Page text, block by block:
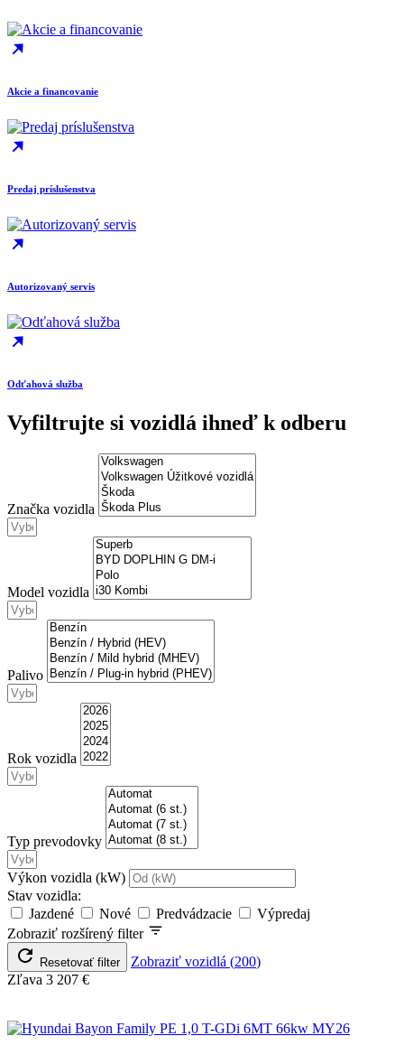
Akcie a financovanie
Predaj príslušenstva
Autorizovaný servis
Odťahová služba
Vyfiltrujte si vozidlá ihneď k odberu
Značka vozidla
Model vozidla
Palivo
Rok vozidla
Typ prevodovky
Výkon vozidla (kW)
Stav vozidla:
Jazdené
Nové Predvádzacie
Výpredaj
Zobraziť rozšírený filter
Resetovať filter Zobraziť vozidlá (200)
Zľava 3 207 €